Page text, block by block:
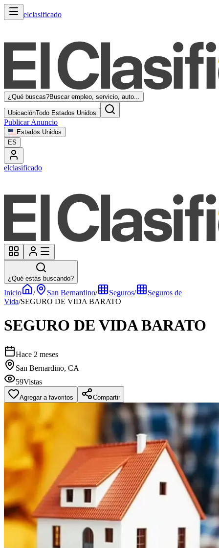
elclasificado
¿Qué buscas?Buscar empleo, servicio, auto...
UbicaciónTodo Estados Unidos
Publicar Anuncio
Estados Unidos
ES
elclasificado
¿Qué estás buscando?
Inicio / San Bernardino/ Seguros/
Seguros de
Vida/SEGURO DE VIDA BARATO
SEGURO DE VIDA BARATO
Hace 2 meses
San Bernardino, CA
59Vistas
Agregar a favoritos Compartir